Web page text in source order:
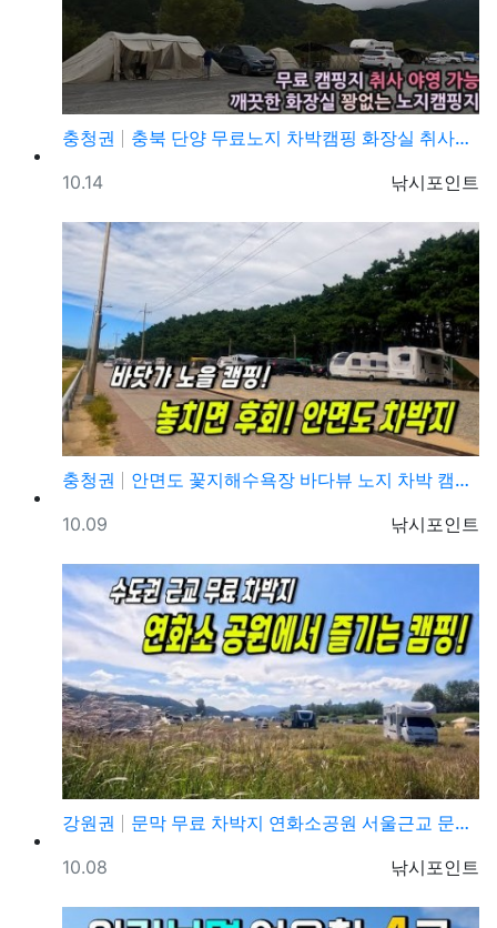
충청권
충북 단양 무료노지 차박캠핑 화장실 취사야영 가능한 캠…
등록자
낚시포인트
등록일
10.14
충청권
안면도 꽃지해수욕장 바다뷰 노지 차박 캠핑 가볼만한곳
등록자
낚시포인트
등록일
10.09
강원권
문막 무료 차박지 연화소공원 서울근교 문막교 무료 차박…
등록자
낚시포인트
등록일
10.08